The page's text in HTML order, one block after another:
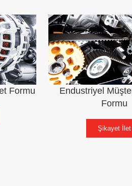
Formu
Endustriyel
Formu
Şikayet İlet